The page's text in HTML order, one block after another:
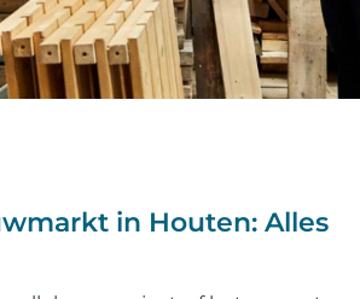
in Houten: Alles